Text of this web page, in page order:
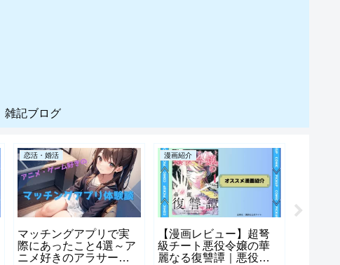
雑記ブログ
恋活・婚活
マッチングアプリで実
際にあったこと4選～ア
ニメ好きのアラサー男
漫画紹介
【漫画レビュー】超弩
級チート悪役令嬢の華
麗なる復讐譚｜悪役令